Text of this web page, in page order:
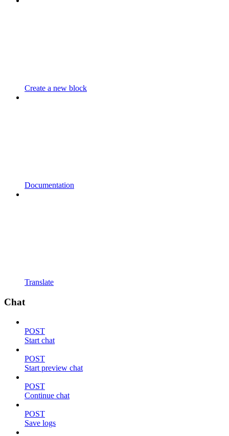
Create a new block
Documentation
Translate
Chat
POST
Start chat
POST
Start preview chat
POST
Continue chat
POST
Save logs